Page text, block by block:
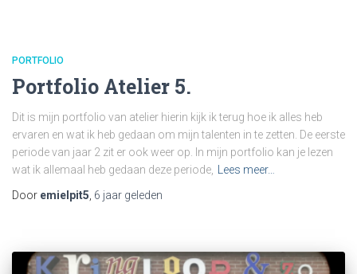
PORTFOLIO
Portfolio Atelier 5.
Dit is mijn portfolio van atelier hierin kijk ik terug hoe ik alles heb
ervaren en wat ik heb gedaan om mijn talenten in te zetten. De eerste
periode van jaar 2 zit er ook weer op. In mijn portfolio kan je lezen
wat ik allemaal heb gedaan deze periode,
Lees meer…
Door emielpit5 6 jaar geleden